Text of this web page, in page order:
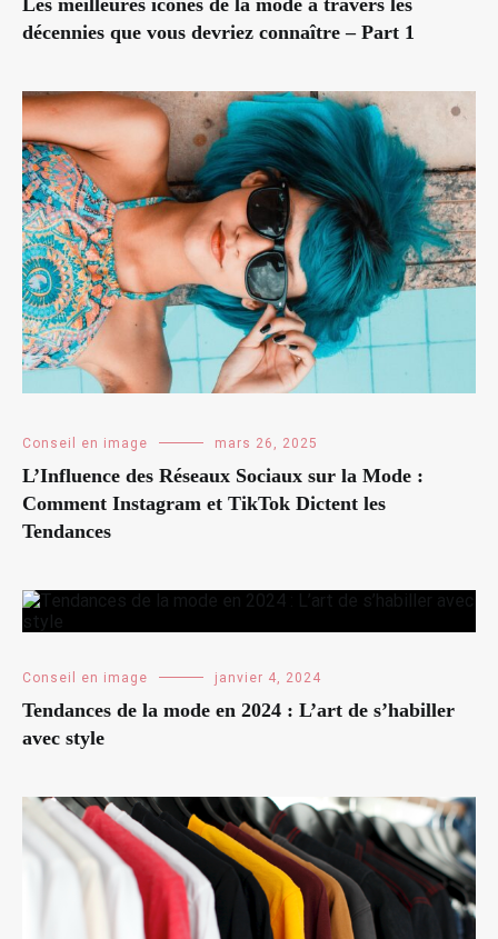
Les meilleures icônes de la mode à travers les
décennies que vous devriez connaître – Part 1
Conseil en image mars 26, 2025
L’Influence des Réseaux Sociaux sur la Mode :
Comment Instagram et TikTok Dictent les
Tendances
Conseil en image janvier 4, 2024
Tendances de la mode en 2024 : L’art de s’habiller
avec style